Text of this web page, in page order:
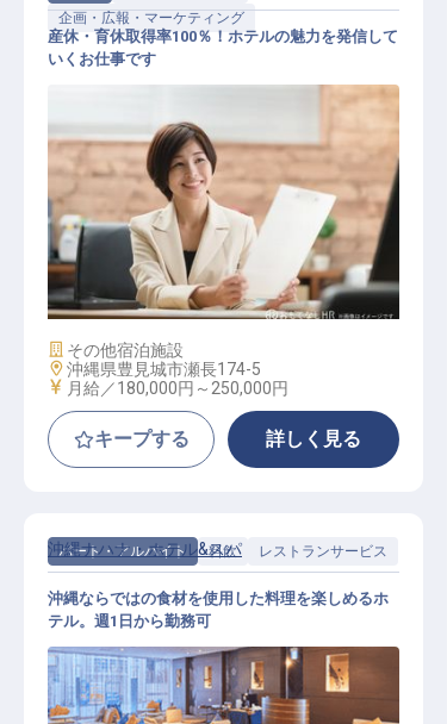
企画・広報・マーケティング
広報企画スタッフ
産休・育休取得率100％！ホテルの魅力を発信して
いくお仕事です
施設業態
その他宿泊施設
勤務地
沖縄県豊見城市瀬長174-5
給与
月給／180,000円～ 250,000円
キープする 詳しく見る
パート・アルバイト 料飲 レストランサービス
沖縄ナハナ・ホテル&スパ
沖縄ならではの食材を使用した料理を楽しめるホ
テル。週1日から勤務可